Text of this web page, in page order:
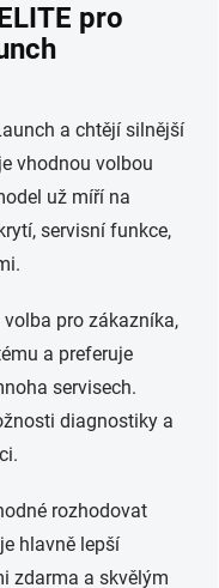
pro
a chtějí silnější
vhodnou volbou
už míří na
servisní funkce,
volba pro zákazníka,
a preferuje
servisech.
diagnostiky a
rozhodovat
hlavně lepší
zdarma a skvělým